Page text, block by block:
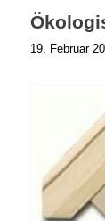
19. Februar